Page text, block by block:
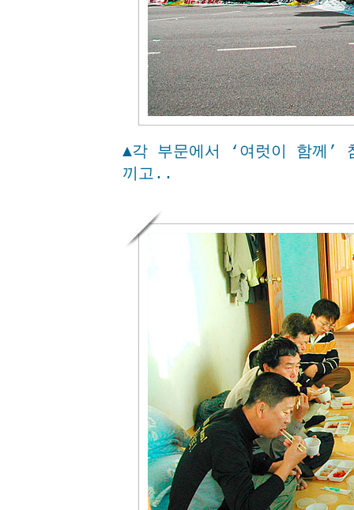
▲각 부문에서 ‘여럿이 함께’
끼고..